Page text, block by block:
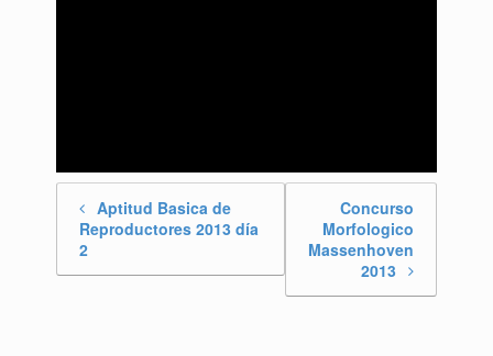
Post navigation
Aptitud Basica de
Reproductores 2013 día
2
Concurso
Morfologico
Massenhoven
2013